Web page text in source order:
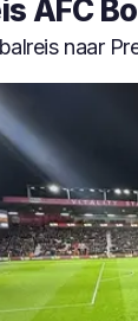
AFC
naar